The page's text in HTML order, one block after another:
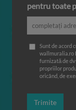
pentru toate
Sunt de acord
wallmuralia.ro
furnizată de
propriilor
oricând, de
Trimite